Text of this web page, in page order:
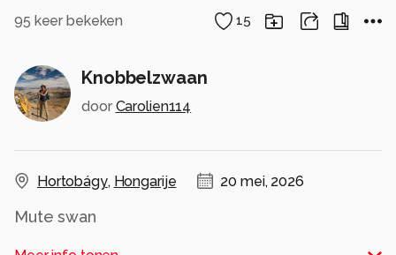
95 keer bekeken 15
Knobbelzwaan
door Carolien114
Hortobágy, Hongarije 20 mei, 2026
Mute swan
Alle rechten voorbehouden